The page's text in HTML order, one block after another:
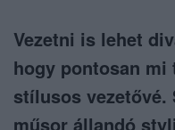
Vezetni is lehet
hogy pontosan
stílusos vezetővé.
műsor állandó